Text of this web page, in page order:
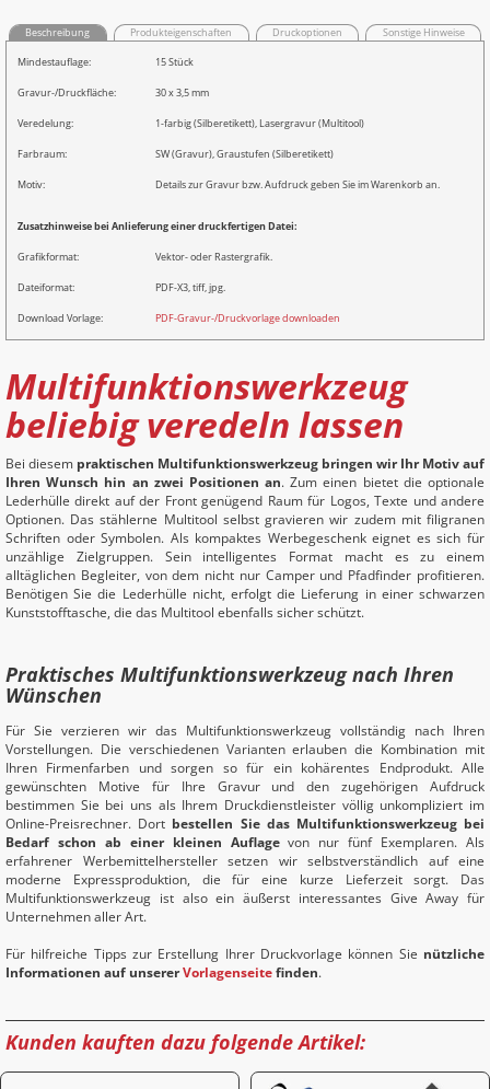
Beschreibung Produkteigenschaften Druckoptionen Sonstige Hinweise
Mindestauflage: 15 Stück
Gravur-/Druckfläche: 30 x 3,5 mm
Veredelung: 1-farbig (Silberetikett), Lasergravur (Multitool)
Farbraum: SW (Gravur), Graustufen (Silberetikett)
Motiv: Details zur Gravur bzw. Aufdruck geben Sie im Warenkorb an.
Zusatzhinweise bei Anlieferung einer druckfertigen Datei:
Grafikformat: Vektor- oder Rastergrafik.
Dateiformat: PDF-X3, tiff, jpg.
Download Vorlage: PDF-Gravur-/Druckvorlage downloaden
Multifunktionswerkzeug
beliebig veredeln lassen
Bei diesem praktischen Multifunktionswerkzeug bringen wir Ihr Motiv auf
Ihren Wunsch hin an zwei Positionen an. Zum einen bietet die optionale
Lederhülle direkt auf der Front genügend Raum für Logos, Texte und andere
Optionen. Das stählerne Multitool selbst gravieren wir zudem mit filigranen
Schriften oder Symbolen. Als kompaktes Werbegeschenk eignet es sich für
unzählige Zielgruppen. Sein intelligentes Format macht es zu einem
alltäglichen Begleiter, von dem nicht nur Camper und Pfadfinder profitieren.
Benötigen Sie die Lederhülle nicht, erfolgt die Lieferung in einer schwarzen
Kunststofftasche, die das Multitool ebenfalls sicher schützt.
Praktisches Multifunktionswerkzeug nach Ihren
Wünschen
Für Sie verzieren wir das Multifunktionswerkzeug vollständig nach Ihren
Vorstellungen. Die verschiedenen Varianten erlauben die Kombination mit
Ihren Firmenfarben und sorgen so für ein kohärentes Endprodukt. Alle
gewünschten Motive für Ihre Gravur und den zugehörigen Aufdruck
bestimmen Sie bei uns als Ihrem Druckdienstleister völlig unkompliziert im
Online-Preisrechner. Dort bestellen Sie das Multifunktionswerkzeug bei
Bedarf schon ab einer kleinen Auflagevon nur fünf Exemplaren. Als
erfahrener Werbemittelhersteller setzen wir selbstverständlich auf eine
moderne Expressproduktion, die für eine kurze Lieferzeit sorgt. Das
Multifunktionswerkzeug ist also ein äußerst interessantes Give Away für
Unternehmen aller Art.
Für hilfreiche Tipps zur Erstellung Ihrer Druckvorlage können Sie nützliche
Informationen auf unsererVorlagenseitefinden.
Kunden kauften dazu folgende Artikel: